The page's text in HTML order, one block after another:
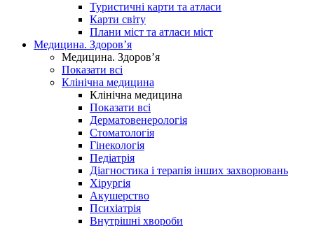
Туристичні карти та атласи
Карти світу
Плани міст та атласи міст
Медицина. Здоров’я
Медицина. Здоров’я
Показати всі
Клінічна медицина
Клінічна медицина
Показати всі
Дерматовенерологія
Стоматологія
Гінекологія
Педіатрія
Діагностика і терапія інших захворювань
Хірургія
Акушерство
Психіатрія
Внутрішні хвороби